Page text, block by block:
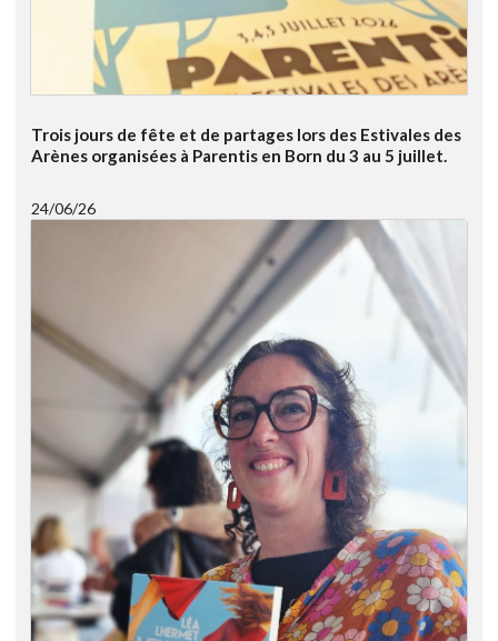
Trois jours de fête et de partages lors des Estivales des
Arènes organisées à Parentis en Born du 3 au 5 juillet.
24/06/26